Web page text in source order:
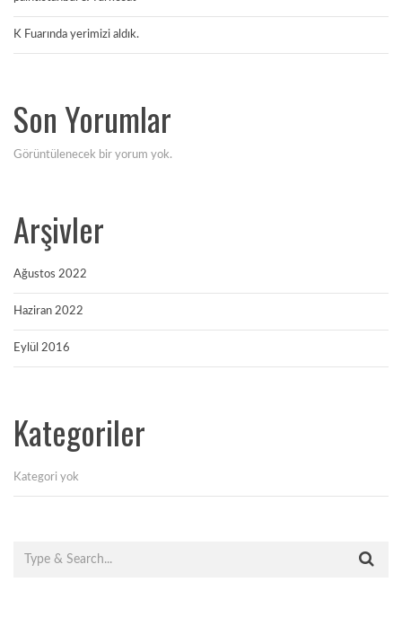
K Fuarında yerimizi aldık.
Son Yorumlar
Görüntülenecek bir yorum yok.
Arşivler
Ağustos 2022
Haziran 2022
Eylül 2016
Kategoriler
Kategori yok